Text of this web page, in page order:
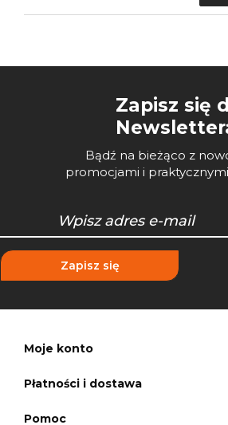
Zapisz się
Bądź na bieżąco z
promocjami i
Zapisz się
Moje konto
Płatności i dostawa
Pomoc